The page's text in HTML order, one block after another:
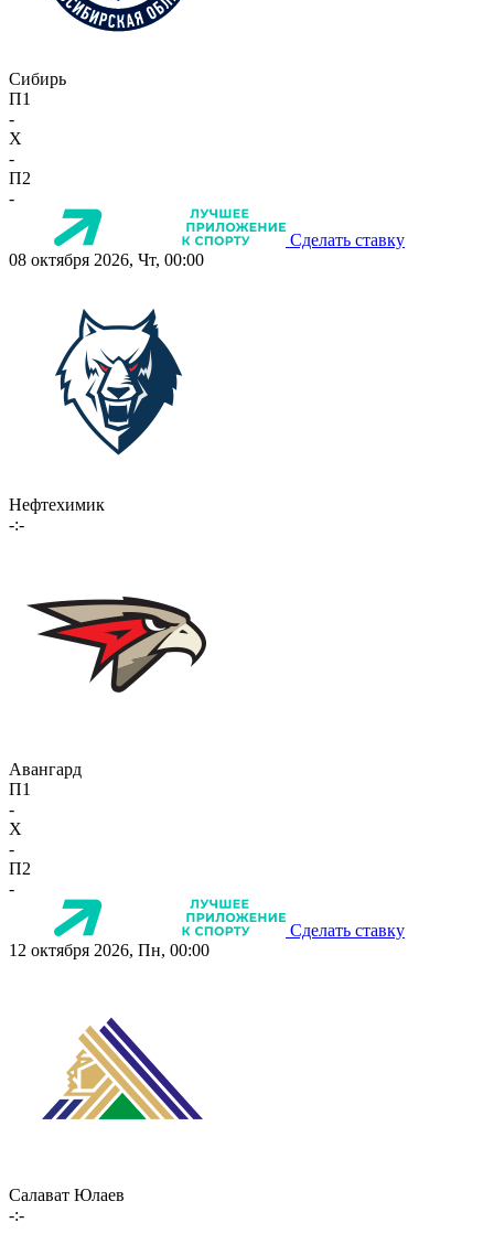
Сибирь
П1
-
X
-
П2
-
Сделать ставку
08 октября 2026, Чт, 00:00
Нефтехимик
-:-
Авангард
П1
-
X
-
П2
-
Сделать ставку
12 октября 2026, Пн, 00:00
Салават Юлаев
-:-